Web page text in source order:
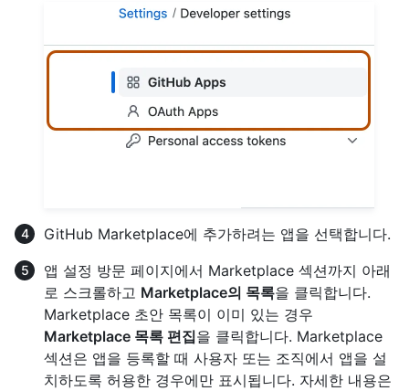
GitHub Marketplace에 추가하려는 앱을 선택합니다.
앱 설정 방문 페이지에서 Marketplace 섹션까지 아래
로 스크롤하고 Marketplace의 목록을 클릭합니다.
Marketplace 초안 목록이 이미 있는 경우
Marketplace 목록 편집을 클릭합니다. Marketplace
섹션은 앱을 등록할 때 사용자 또는 조직에서 앱을 설
치하도록 허용한 경우에만 표시됩니다. 자세한 내용은